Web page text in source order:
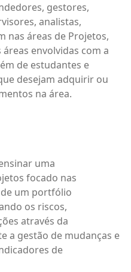
gestores,
analistas,
nas áreas de Projetos,
envolvidas com a
de estudantes e
desejam adquirir ou
na área.
uma
focado nas
um portfólio
os riscos,
através da
a gestão de mudanças e
de